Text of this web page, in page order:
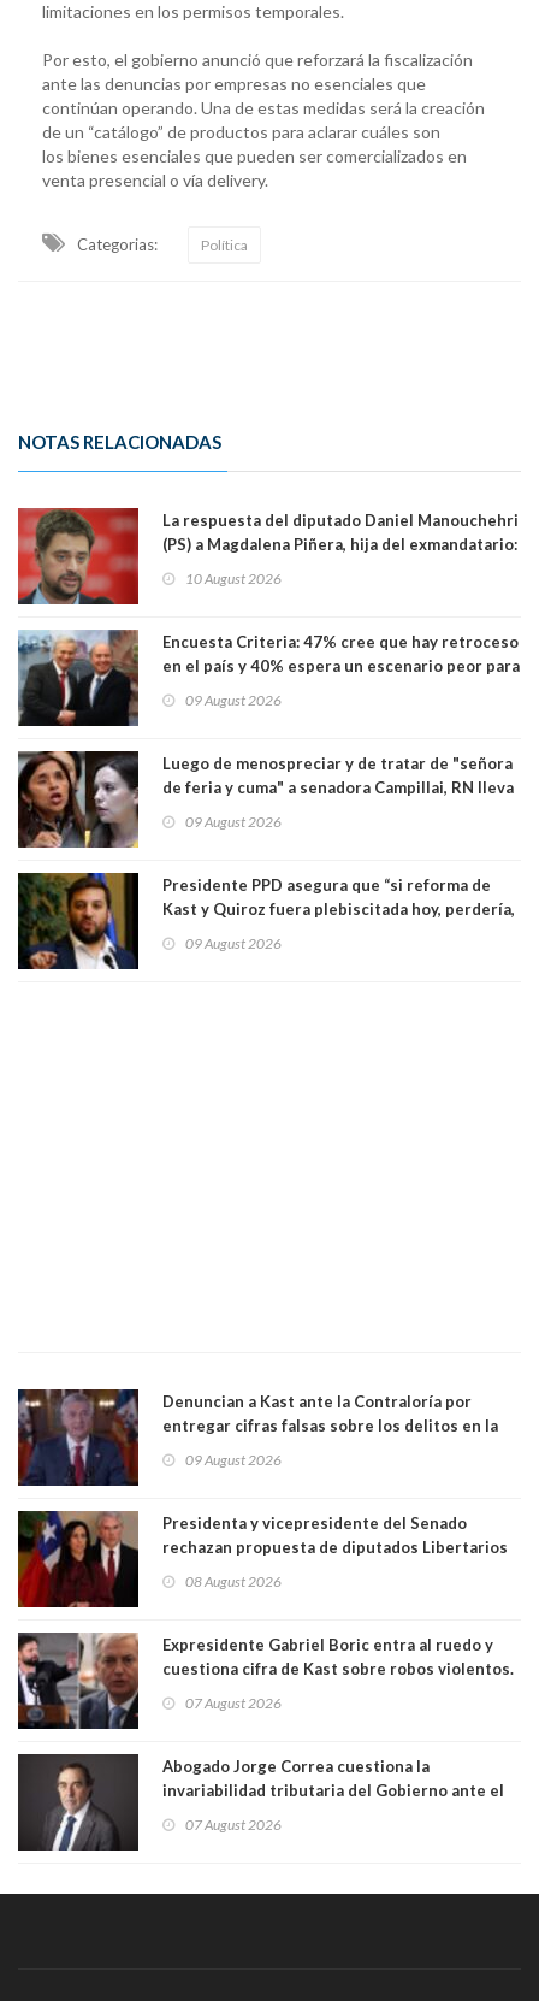
limitaciones en los permisos temporales.
Por esto, el gobierno anunció que reforzará la fiscalización
ante las denuncias por empresas no esenciales que
continúan operando. Una de estas medidas será la creación
de un “catálogo” de productos para aclarar cuáles son
los bienes esenciales que pueden ser comercializados en
venta presencial o vía delivery.
Categorias: Política
NOTAS RELACIONADAS
La respuesta del diputado Daniel Manouchehri
(PS) a Magdalena Piñera, hija del exmandatario:
creían intocables"
10 August 2026
Encuesta Criteria: 47% cree que hay retroceso
en el país y 40% espera un escenario peor para
09 August 2026
Luego de menospreciar y de tratar de "señora
de feria y cuma" a senadora Campillai, RN lleva
09 August 2026
Presidente PPD asegura que “si reforma de
Kast y Quiroz fuera plebiscitada hoy, perdería,
a favor de la oposición, sería una victoria de la
09 August 2026
Denuncian a Kast ante la Contraloría por
entregar cifras falsas sobre los delitos en la
09 August 2026
Presidenta y vicepresidente del Senado
rechazan propuesta de diputados Libertarios
"Constituye un camino equivocado"
08 August 2026
Expresidente Gabriel Boric entra al ruedo y
cuestiona cifra de Kast sobre robos violentos.
07 August 2026
Abogado Jorge Correa cuestiona la
invariabilidad tributaria del Gobierno ante el
democracia” y "defendemos la alternancia en el
07 August 2026